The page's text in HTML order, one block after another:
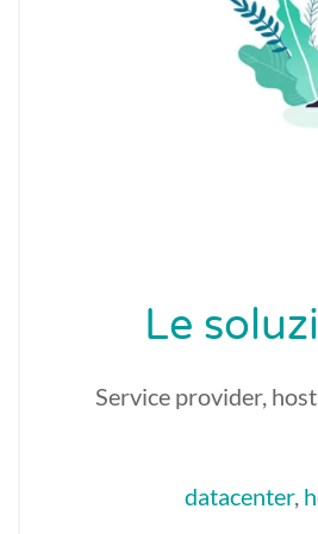
Le
Service provider,
datacenter,